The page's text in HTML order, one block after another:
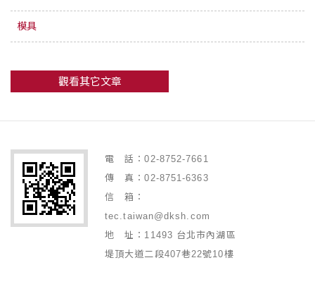
模具
觀看其它文章
電 話：02-8752-7661
傳 真：02-8751-6363
信 箱：
tec.taiwan@dksh.com
地 址：11493 台北市內湖區
堤頂大道二段407巷22號10樓